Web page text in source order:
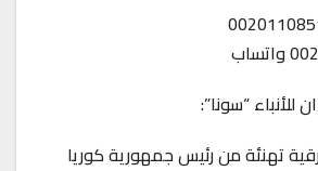
للأنباء “سونا”:
تهنئة من رئيس جمهورية كوريا